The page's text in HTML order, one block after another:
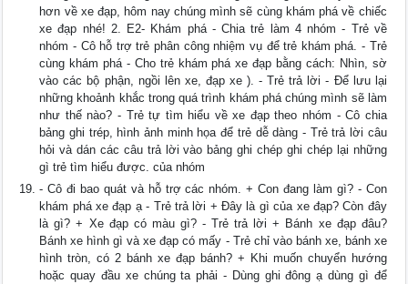
hơn về xe đạp, hôm nay chúng mình sẽ cùng khám phá về chiếc
xe đạp nhé! 2. E2- Khám phá - Chia trẻ làm 4 nhóm - Trẻ về
nhóm - Cô hỗ trợ trẻ phân công nhiệm vụ để trẻ khám phá. - Trẻ
cùng khám phá - Cho trẻ khám phá xe đạp bằng cách: Nhìn, sờ
vào các bộ phận, ngồi lên xe, đạp xe ). - Trẻ trả lời - Để lưu lại
những khoảnh khắc trong quá trình khám phá chúng mình sẽ làm
như thế nào? - Trẻ tự tìm hiểu về xe đạp theo nhóm - Cô chia
bảng ghi trép, hình ảnh minh họa để trẻ dễ dàng - Trẻ trả lời câu
hỏi và dán các câu trả lời vào bảng ghi chép ghi chép lại những
gì trẻ tìm hiểu được. của nhóm
- Cô đi bao quát và hỗ trợ các nhóm. + Con đang làm gì? - Con
khám phá xe đạp ạ - Trẻ trả lời + Đây là gì của xe đạp? Còn đây
là gì? + Xe đạp có màu gì? - Trẻ trả lời + Bánh xe đạp đâu?
Bánh xe hình gì và xe đạp có mấy - Trẻ chỉ vào bánh xe, bánh xe
hình tròn, có 2 bánh xe đạp bánh? + Khi muốn chuyển hướng
hoặc quay đầu xe chúng ta phải - Dùng ghi đông ạ dùng gì để